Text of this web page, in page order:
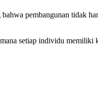
pembangunan tidak
setiap individu